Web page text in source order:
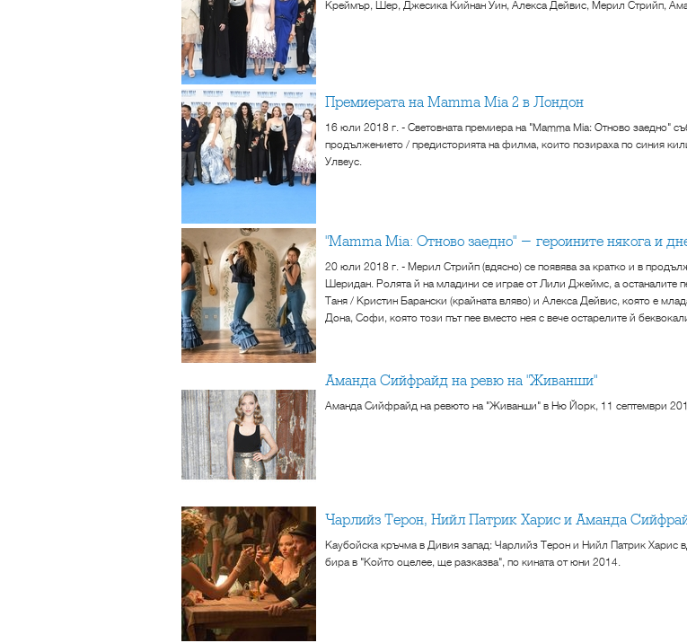
Креймър, Шер, Джесика Кийнан Уин, Алекса Дейвис, Мерил Стрийп,
Премиерата на Mamma Mia 2 в Лондон
16 юли 2018 г. - Световната премиера на "Mamma Mia: Отново заедно"
продължението / предисторията на филма, които позираха по синия
Улвеус.
"Mamma Mia: Отново заедно" - героините някога и
20 юли 2018 г. - Мерил Стрийп (вдясно) се появява за кратко и в
Шеридан. Ролята й на младини се играе от Лили Джеймс, а останалите
Таня / Кристин Барански (крайната вляво) и Алекса Дейвис, която е
Дона, Софи, която този път пее вместо нея с вече остарелите й
Аманда Сийфрайд на ревю на "Живанши"
Аманда Сийфрайд на ревюто на "Живанши" в Ню Йорк, 11 септември
Чарлийз Терон, Нийл Патрик Харис и Аманда
Каубойска кръчма в Дивия запад: Чарлийз Терон и Нийл Патрик Харис
бира в "Който оцелее, ще разказва", по кината от юни 2014.